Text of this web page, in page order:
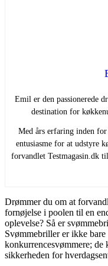
Emil er den passionerede
destination for
Med års erfaring inden
entusiasme for at udstyre
forvandlet Testmagasin.dk
Drømmer du om at
fornøjelse i poolen til en
oplevelse? Så er
Svømmebriller er ikke
konkurrencesvømmere; de
sikkerheden for